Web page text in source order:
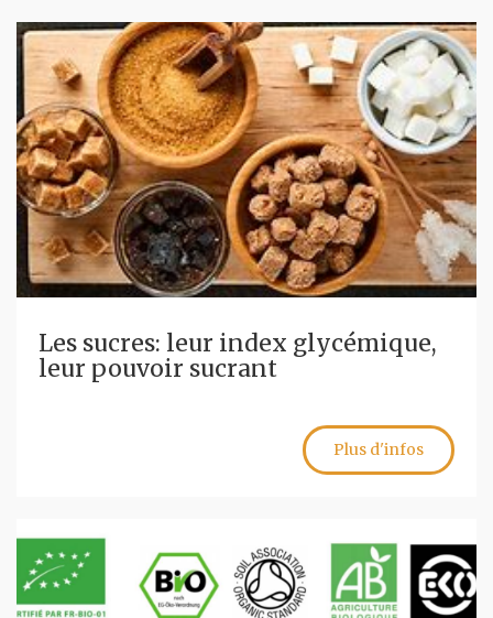
Les sucres: leur index glycémique,
leur pouvoir sucrant
Plus d'infos